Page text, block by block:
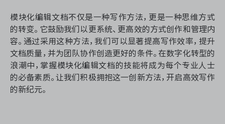
模块化编辑文档不仅是一种写作方法，更是一种思维方式
的转变。它鼓励我们以更系统、更高效的方式创作和管理内
容。通过采用这种方法，我们可以显著提高写作效率，提升
文档质量，并为团队协作创造更好的条件。在数字化转型的
浪潮中，掌握模块化编辑文档的技能将成为每个专业人士
的必备素质。让我们积极拥抱这一创新方法，开启高效写作
的新纪元。